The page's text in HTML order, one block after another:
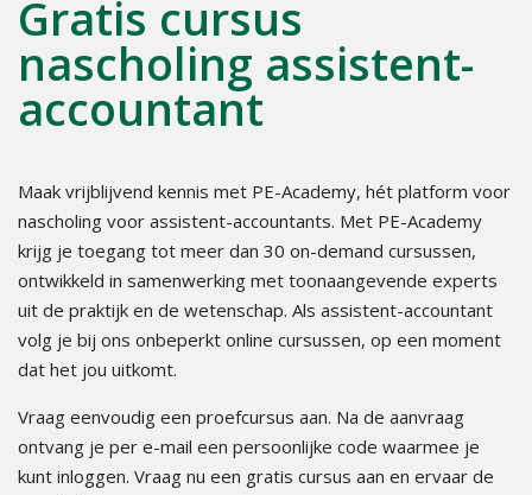
Gratis cursus
nascholing assistent-
accountant
Maak vrijblijvend kennis met PE-Academy, hét platform voor
nascholing voor assistent-accountants. Met PE-Academy
krijg je toegang tot meer dan 30 on-demand cursussen,
ontwikkeld in samenwerking met toonaangevende experts
uit de praktijk en de wetenschap. Als assistent-accountant
volg je bij ons onbeperkt online cursussen, op een moment
dat het jou uitkomt.
Vraag eenvoudig een proefcursus aan. Na de aanvraag
ontvang je per e-mail een persoonlijke code waarmee je
kunt inloggen. Vraag nu een gratis cursus aan en ervaar de